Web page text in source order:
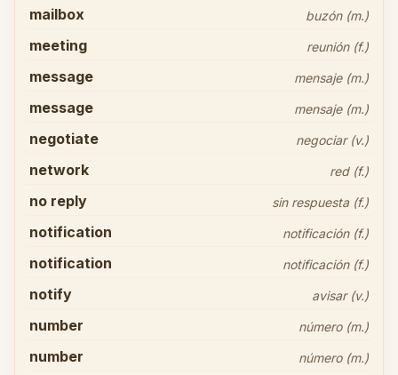
mailbox buzón (m.)
meeting reunión (f.)
message mensaje (m.)
message mensaje (m.)
negotiate negociar (v.)
network red (f.)
no reply sin respuesta (f.)
notification notificación (f.)
notification notificación (f.)
notify avisar (v.)
number número (m.)
number número (m.)